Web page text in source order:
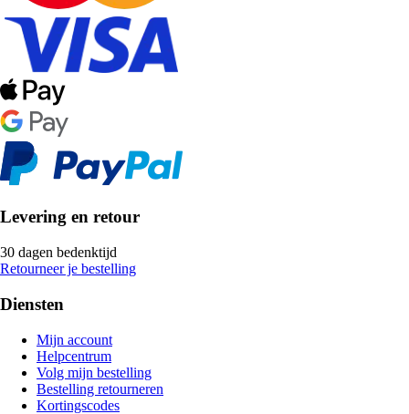
Levering en retour
30 dagen bedenktijd
Retourneer je bestelling
Diensten
Mijn account
Helpcentrum
Volg mijn bestelling
Bestelling retourneren
Kortingscodes